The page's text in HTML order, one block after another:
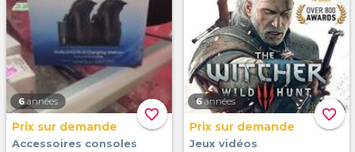
favorite_border
6 années
Prix sur demande
Accessoires consoles
favorite_border
6 années
Prix sur demande
Jeux vidéos